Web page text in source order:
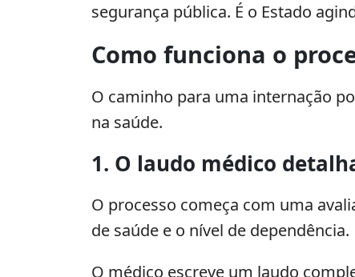
segurança pública. É o Estado
Como funciona o
O caminho para uma internação
na saúde.
1. O laudo médico
O processo começa com uma
de saúde e o nível de dependência.
O médico escreve um laudo